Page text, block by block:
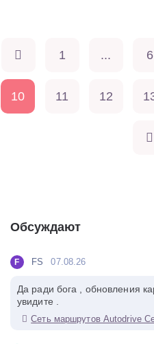
1 ... 6
10 11 12
Обсуждают
F FS 07.08.26
Да ради бога , обновления
увидите .
Сеть маршрутов Autodrive